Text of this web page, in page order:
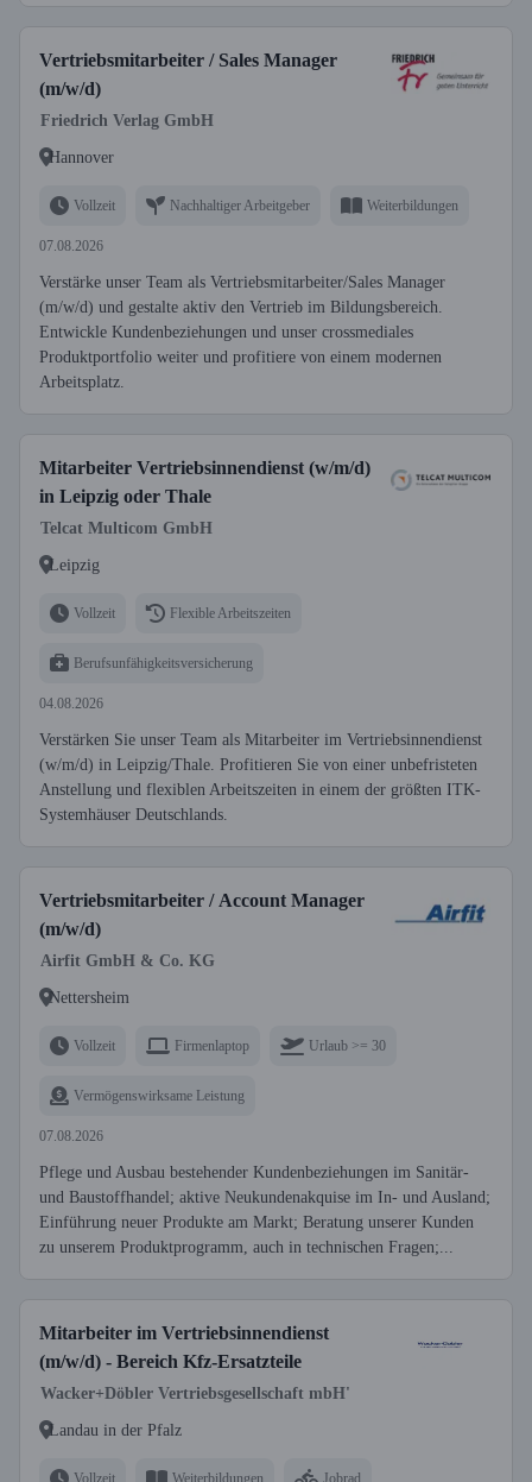
Vertriebsmitarbeiter / Sales Manager
(m/w/d)
Friedrich Verlag GmbH
Hannover
Vollzeit Nachhaltiger Arbeitgeber Weiterbildungen
07.08.2026
Verstärke unser Team als Vertriebsmitarbeiter/Sales Manager
(m/w/d) und gestalte aktiv den Vertrieb im Bildungsbereich.
Entwickle Kundenbeziehungen und unser crossmediales
Produktportfolio weiter und profitiere von einem modernen
Arbeitsplatz.
Mitarbeiter Vertriebsinnendienst (w/m/d)
in Leipzig oder Thale
Telcat Multicom GmbH
Leipzig
Vollzeit Flexible Arbeitszeiten
Berufsunfähigkeitsversicherung
04.08.2026
Verstärken Sie unser Team als Mitarbeiter im Vertriebsinnendienst
(w/m/d) in Leipzig/Thale. Profitieren Sie von einer unbefristeten
Anstellung und flexiblen Arbeitszeiten in einem der größten ITK-
Systemhäuser Deutschlands.
Vertriebsmitarbeiter / Account Manager
(m/w/d)
Airfit GmbH & Co. KG
Nettersheim
Vollzeit Firmenlaptop Urlaub >= 30
Vermögenswirksame Leistung
07.08.2026
Pflege und Ausbau bestehender Kundenbeziehungen im Sanitär-
und Baustoffhandel; aktive Neukundenakquise im In- und Ausland;
Einführung neuer Produkte am Markt; Beratung unserer Kunden
zu unserem Produktprogramm, auch in technischen Fragen;...
Mitarbeiter im Vertriebsinnendienst
(m/w/d) - Bereich Kfz-Ersatzteile
Wacker+Döbler Vertriebsgesellschaft mbH'
Landau in der Pfalz
Vollzeit Weiterbildungen Jobrad